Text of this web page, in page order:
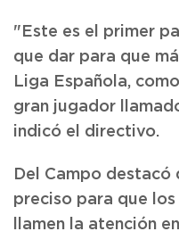
"Este es el primer
que dar para que
Liga Española,
gran jugador
indicó el directivo.
Del Campo destacó
preciso para que
llamen la atención